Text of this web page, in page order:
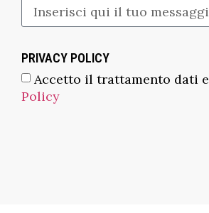
PRIVACY POLICY
Accetto il trattamento dati e
Policy